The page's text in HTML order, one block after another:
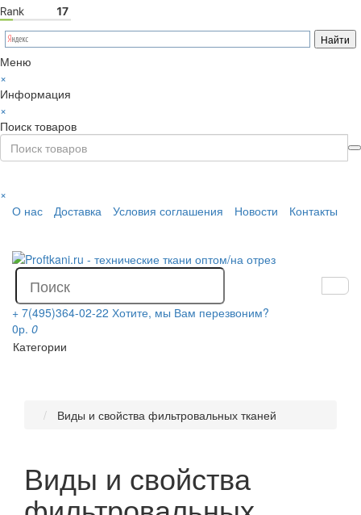
Меню
×
Информация
×
Поиск товаров
×
О нас
Доставка Условия соглашения Новости Контакты
+ 7(495)364-02-22 Хотите, мы Вам перезвоним?
0р. 0
Категории
Виды и свойства фильтровальных тканей
Виды и свойства